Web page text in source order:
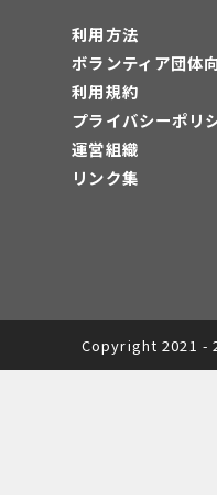
利用方法
ボランティア団体
利用規約
プライバシーポリ
運営組織
リンク集
Copyright 2021 -